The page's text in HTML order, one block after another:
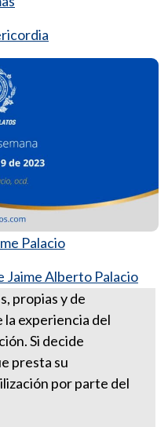
Palacio
Jaime Alberto Palacio
ocd.
noviembre
propias y de
la experiencia del
Si decide
presta su
por parte del